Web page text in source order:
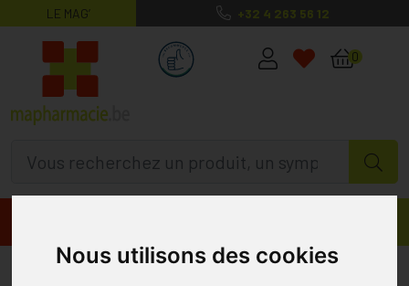
Nous utilisons des cookies
LE MAG’ +32 4 263 56 12
MaPharmacie.be ma santé, mes
0